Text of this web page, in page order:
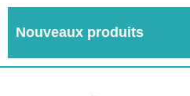
Nouveaux produits